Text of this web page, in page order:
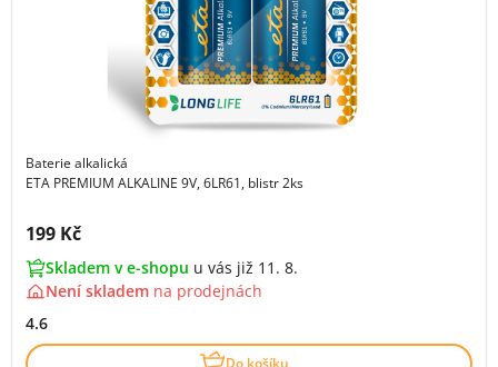
Baterie alkalická
ETA PREMIUM ALKALINE 9V, 6LR61, blistr 2ks
Cena s DPH:
199 Kč
Skladem v e-shopu u vás již 11. 8.
Není skladem na prodejnách
4.6
Do košíku